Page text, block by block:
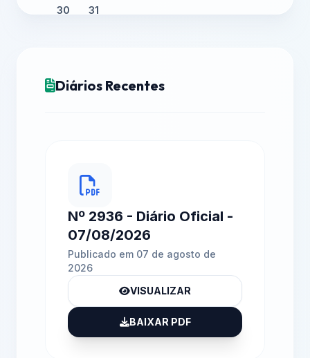
30 31
Diários Recentes
Nº 2936 - Diário Oficial -
07/08/2026
Publicado em 07 de agosto de
2026
VISUALIZAR
BAIXAR PDF